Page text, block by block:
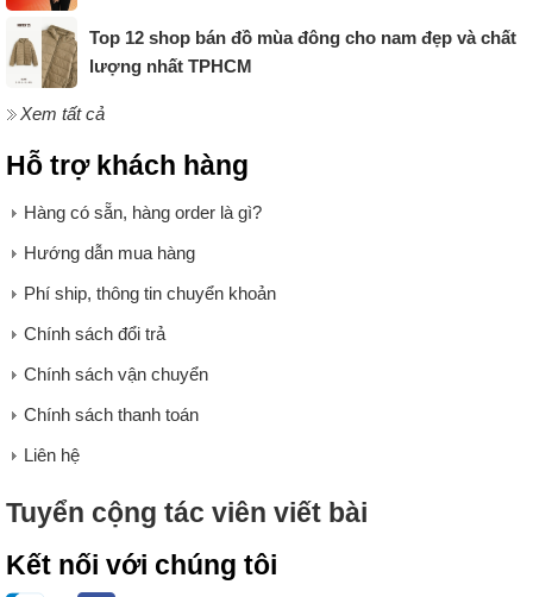
Top 12 shop bán đồ mùa đông cho nam đẹp và chất
lượng nhất TPHCM
Xem tất cả
Hỗ trợ khách hàng
Hàng có sẵn, hàng order là gì?
Hướng dẫn mua hàng
Phí ship, thông tin chuyển khoản
Chính sách đổi trả
Chính sách vận chuyển
Chính sách thanh toán
Liên hệ
Tuyển cộng tác viên viết bài
Kết nối với chúng tôi